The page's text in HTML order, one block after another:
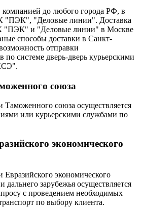
компанией до любого города РФ, в
"ПЭК", "Деловые линии". Доставка
"ПЭК" и "Деловые линии" в Москве
способы доставки в Санкт-
отправки
по системе дверь-дверь курьерскими
союза
Таможенного союза осуществляется
или курьерскими службами по
экономического
Евразийского экономического
зарубежья осуществляется
с проведением необходимых
по выбору клиента.